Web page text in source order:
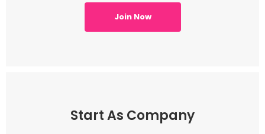
Join Now
Start As Company